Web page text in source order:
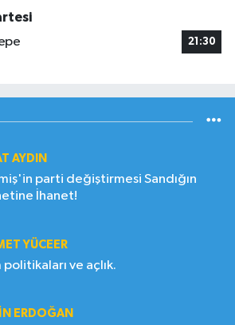
21:30
AYDIN
parti değiştirmesi Sandığın
İhanet!
YÜCEER
politikaları ve açlık.
ERDOĞAN